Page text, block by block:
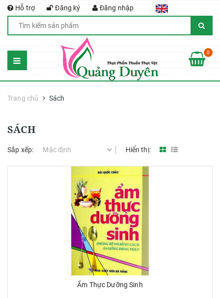
Hỗ trợ Đăng ký Đăng nhập
0
Trang chủ Sách
SÁCH
Sắp xếp: Hiển thị:
Ẩm Thực Dưỡng Sinh